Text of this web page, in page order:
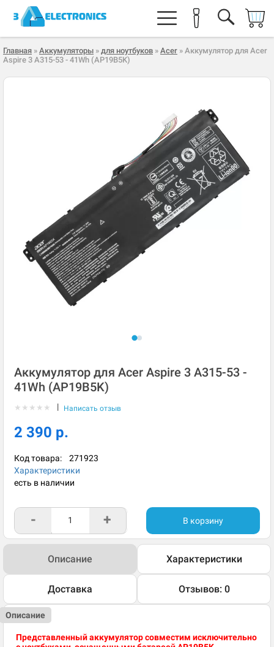
Главная » Аккумуляторы » для ноутбуков » Acer » Аккумулятор для Acer
Aspire 3 A315-53 - 41Wh (AP19B5K)
Аккумулятор для Acer Aspire 3 A315-53 -
41Wh (AP19B5K)
★ ★ ★ ★ ★ | Написать отзыв
2 390 р.
Код товара: 271923
Характеристики
есть в наличии
- + В корзину
Описание Характеристики
Доставка Отзывов: 0
Описание
Представленный аккумулятор совместим исключительно